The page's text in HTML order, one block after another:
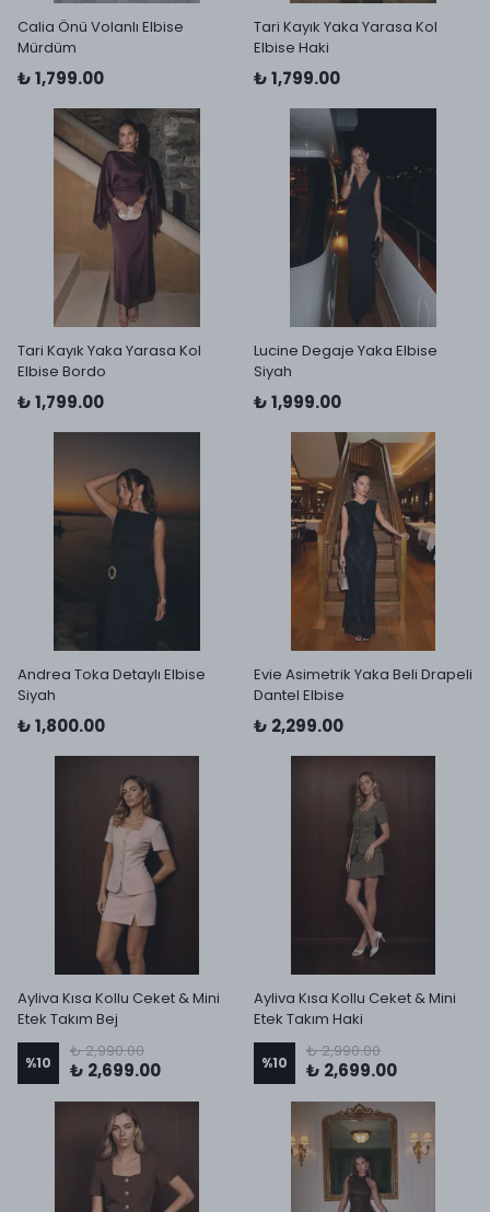
Calia Önü Volanlı Elbise
Mürdüm
₺ 1,799.00
Tari Kayık Yaka Yarasa Kol
Elbise Haki
₺ 1,799.00
Tari Kayık Yaka Yarasa Kol
Elbise Bordo
₺ 1,799.00
Lucine Degaje Yaka Elbise
Siyah
₺ 1,999.00
Andrea Toka Detaylı Elbise
Siyah
₺ 1,800.00
Evie Asimetrik Yaka Beli Drapeli
Dantel Elbise
₺ 2,299.00
Ayliva Kısa Kollu Ceket & Mini
Etek Takım Bej
%10
₺ 2,990.00
₺ 2,699.00
Ayliva Kısa Kollu Ceket & Mini
Etek Takım Haki
%10
₺ 2,990.00
₺ 2,699.00